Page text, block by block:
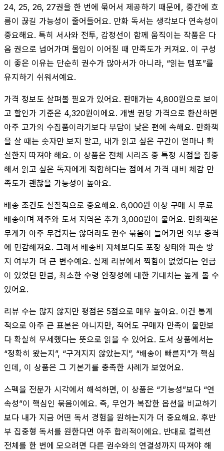
24, 25, 26, 27권을 한 번에 묶어서 제공하기 때문에, 중간에 흐
름이 끊길 가능성이 줄어들어요. 만화 독서는 생각보다 연속성이
중요해요. 특히 서사와 전투, 감정선이 함께 움직이는 작품은 다
음 권으로 넘어가며 몰입이 이어질 때 만족도가 커져요. 이 구성
이 좋은 이유는 단순히 권수가 많아서가 아니라, “읽는 템포”를
유지하기 쉬워서예요.
가격 정보도 살펴볼 필요가 있어요. 판매가는 4,800원으로 보이
고 할인가 기준은 4,320원이에요. 개별 권당 가격으로 환산하면
아주 고가의 수집품이라기보다 부담이 낮은 편에 속해요. 만화책
을 살 때는 숫자만 보지 말고, 내가 읽고 싶은 구간이 얼마나 확
실한지 따져야 해요. 이 상품은 전체 시리즈 중 특정 시점을 집중
해서 읽고 싶은 독자에게 적합하다는 점에서 가격 대비 체감 만
족도가 괜찮을 가능성이 높아요.
배송 조건도 실질적으로 중요해요. 6,000원 이상 구매 시 무료
배송이며 제주와 도서 지역은 추가 3,000원이 붙어요. 만화책은
무게가 아주 무겁지는 않더라도 권수 묶음이 들어가면 외부 충격
에 민감해져요. 그래서 배송비 자체보다도 포장 상태와 파손 방
지 여부가 더 큰 변수예요. 실제 리뷰에서 찍힘이 없었다는 언급
이 있었던 만큼, 최소한 수령 안정성에 대한 기대치는 높게 볼 수
있어요.
리뷰 수는 많지 않지만 평점은 5점으로 매우 높아요. 이건 통계
적으로 아주 큰 표본은 아니지만, 적어도 구매자 만족이 불만보
다 확실히 우세했다는 뜻으로 읽을 수 있어요. 도서 상품에서는
“정확히 왔는지”, “구겨지지 않았는지”, “배송이 빠른지”가 핵심
인데, 이 상품은 그 기본기를 충족한 사례가 보였어요.
스펙을 전문가 시각에서 해석하면, 이 상품은 “기능성”보다 “연
속성”이 핵심인 묶음이에요. 즉, 무언가 복잡한 옵션을 비교하기
보다 내가 지금 어떤 독서 경험을 원하는지가 더 중요해요. 후반
부 집중형 독서를 원한다면 아주 합리적이에요. 반대로 컬렉션
전체를 한 번에 모으려면 다른 권수와의 연결성까지 따져야 해